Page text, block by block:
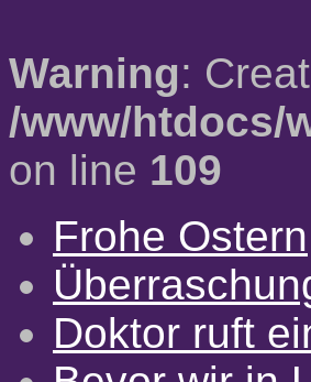
Warning:
/www/htdocs/
on line 109
Frohe Ostern
Doktor ruft